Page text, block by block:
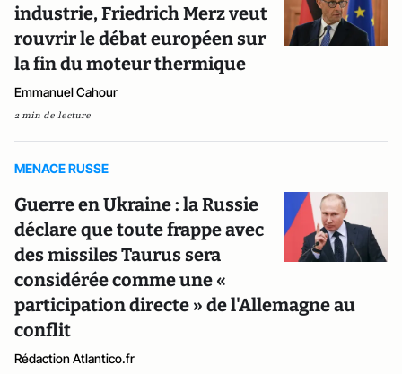
industrie, Friedrich Merz veut
rouvrir le débat européen sur
la fin du moteur thermique
Emmanuel Cahour
2 min de lecture
MENACE RUSSE
Guerre en Ukraine : la Russie
déclare que toute frappe avec
des missiles Taurus sera
considérée comme une «
participation directe » de l'Allemagne au
conflit
Rédaction Atlantico.fr